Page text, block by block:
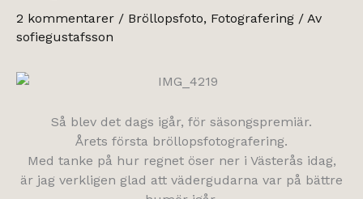
2 kommentarer / Bröllopsfoto, Fotografering / Av
sofiegustafsson
Så blev det dags igår, för säsongspremiär.
Årets första bröllopsfotografering.
Med tanke på hur regnet öser ner i Västerås idag,
är jag verkligen glad att vädergudarna var på bättre